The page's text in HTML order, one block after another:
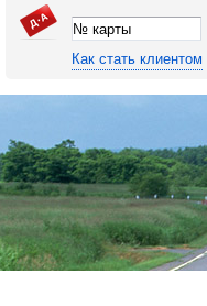
Как стать клиентом